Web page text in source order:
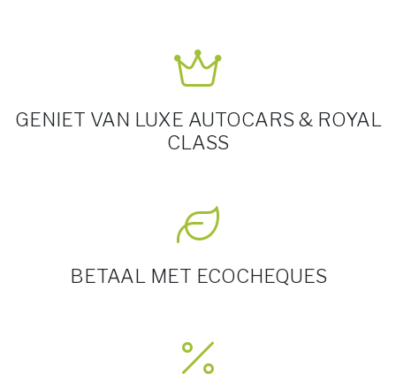
GENIET VAN LUXE AUTOCARS & ROYAL
CLASS
BETAAL MET ECOCHEQUES